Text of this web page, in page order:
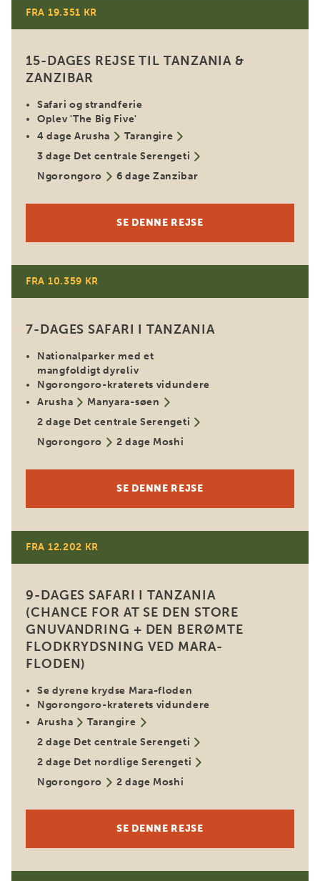
FRA 19.351 KR
15-DAGES REJSE TIL TANZANIA &
ZANZIBAR
Safari og strandferie
Oplev 'The Big Five'
4 dage Arusha
Tarangire
3 dage Det centrale Serengeti
Ngorongoro
6 dage Zanzibar
SE DENNE REJSE
FRA 10.359 KR
7-DAGES SAFARI I TANZANIA
Nationalparker med et
mangfoldigt dyreliv
Ngorongoro-kraterets vidundere
Arusha
Manyara-søen
2 dage Det centrale Serengeti
Ngorongoro
2 dage Moshi
SE DENNE REJSE
FRA 12.202 KR
9-DAGES SAFARI I TANZANIA
(CHANCE FOR AT SE DEN STORE
GNUVANDRING + DEN BERØMTE
FLODKRYDSNING VED MARA-
FLODEN)
Se dyrene krydse Mara-floden
Ngorongoro-kraterets vidundere
Arusha
Tarangire
2 dage Det centrale Serengeti
2 dage Det nordlige Serengeti
Ngorongoro
2 dage Moshi
SE DENNE REJSE